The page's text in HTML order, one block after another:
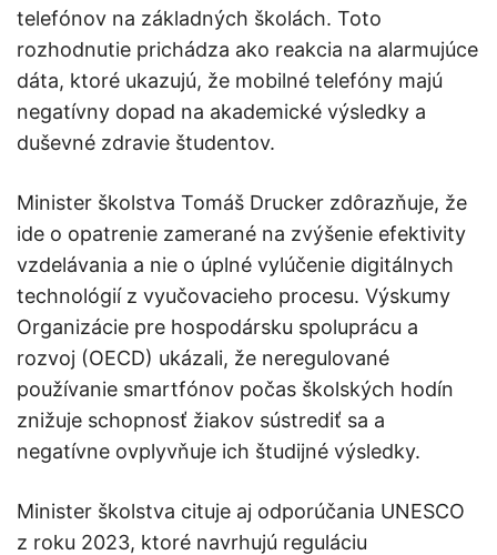
telefónov na základných školách. Toto
rozhodnutie prichádza ako reakcia na alarmujúce
dáta, ktoré ukazujú, že mobilné telefóny majú
negatívny dopad na akademické výsledky a
duševné zdravie študentov.
Minister školstva Tomáš Drucker zdôrazňuje, že
ide o opatrenie zamerané na zvýšenie efektivity
vzdelávania a nie o úplné vylúčenie digitálnych
technológií z vyučovacieho procesu. Výskumy
Organizácie pre hospodársku spoluprácu a
rozvoj (OECD) ukázali, že neregulované
používanie smartfónov počas školských hodín
znižuje schopnosť žiakov sústrediť sa a
negatívne ovplyvňuje ich študijné výsledky.
Minister školstva cituje aj odporúčania UNESCO
z roku 2023, ktoré navrhujú reguláciu